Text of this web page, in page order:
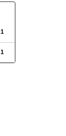
1
1